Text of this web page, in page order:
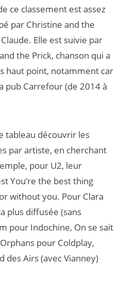
ce classement est assez
par Christine and the
Elle est suivie par
the Prick, chanson qui a
haut point, notamment car
pub Carrefour (de 2014 à
tableau découvrir les
par artiste, en cherchant
pour U2, leur
You’re the best thing
without you. Pour Clara
plus diffusée (sans
pour Indochine, On se sait
pour Coldplay,
des Airs (avec Vianney)